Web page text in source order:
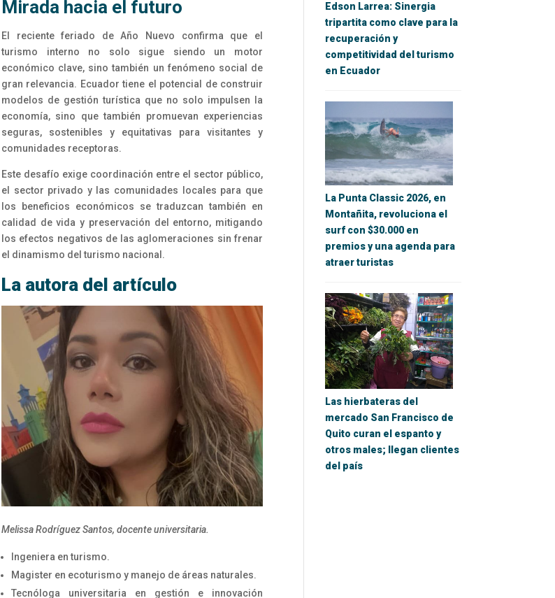
Mirada hacia el futuro
El reciente feriado de Año Nuevo confirma que el
turismo interno no solo sigue siendo un motor
económico clave, sino también un fenómeno social de
gran relevancia. Ecuador tiene el potencial de construir
modelos de gestión turística que no solo impulsen la
economía, sino que también promuevan experiencias
seguras, sostenibles y equitativas para visitantes y
comunidades receptoras.
Este desafío exige coordinación entre el sector público,
el sector privado y las comunidades locales para que
los beneficios económicos se traduzcan también en
calidad de vida y preservación del entorno, mitigando
los efectos negativos de las aglomeraciones sin frenar
el dinamismo del turismo nacional.
La autora del artículo
Melissa Rodríguez Santos, docente universitaria.
Ingeniera en turismo.
Magister en ecoturismo y manejo de áreas naturales.
Tecnóloga universitaria en gestión e innovación
Edson Larrea: Sinergia
tripartita como clave para la
recuperación y
competitividad del turismo
en Ecuador
La Punta Classic 2026, en
Montañita, revoluciona el
surf con $30.000 en
premios y una agenda para
atraer turistas
Las hierbateras del
mercado San Francisco de
Quito curan el espanto y
otros males; llegan clientes
del país